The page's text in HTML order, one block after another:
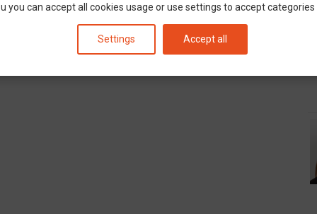
you can accept all cookies usage or use settings to accept categories
Settings Accept all